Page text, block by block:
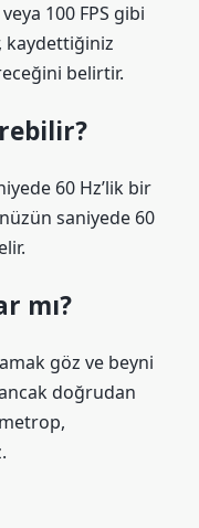
100 FPS gibi
kaydettiğiniz
belirtir.
60 Hz’lik bir
saniyede 60
mı?
göz ve beyni
doğrudan